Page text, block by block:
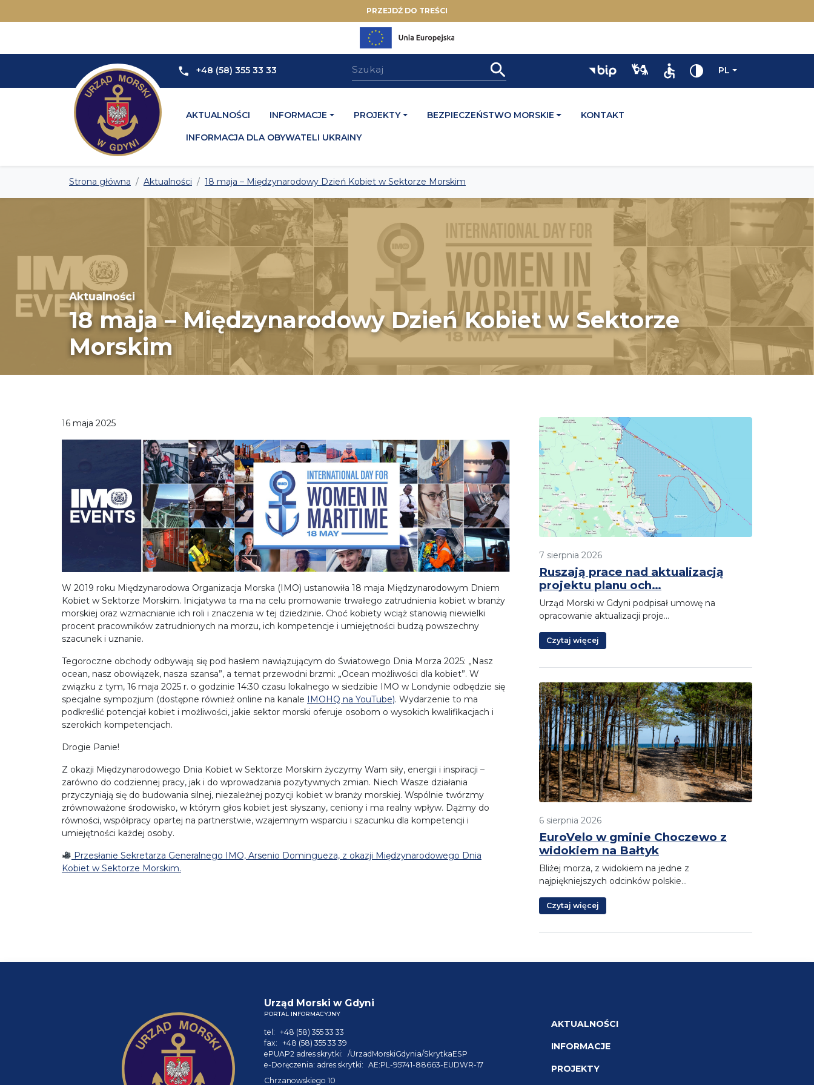
PRZEJDŹ DO TREŚCI
+48 (58) 355 33 33 PL
AKTUALNOŚCI INFORMACJE PROJEKTY BEZPIECZEŃSTWO MORSKIE KONTAKT
INFORMACJA DLA OBYWATELI UKRAINY
Strona główna Aktualności 18 maja – Międzynarodowy Dzień Kobiet w Sektorze Morskim
Aktualności
18 maja – Międzynarodowy Dzień Kobiet w Sektorze
Morskim
16 maja 2025
W 2019 roku Międzynarodowa Organizacja Morska (IMO) ustanowiła 18 maja Międzynarodowym Dniem
Kobiet w Sektorze Morskim. Inicjatywa ta ma na celu promowanie trwałego zatrudnienia kobiet w branży
morskiej oraz wzmacnianie ich roli i znaczenia w tej dziedzinie. Choć kobiety wciąż stanowią niewielki
procent pracowników zatrudnionych na morzu, ich kompetencje i umiejętności budzą powszechny
szacunek i uznanie.
Tegoroczne obchody odbywają się pod hasłem nawiązującym do Światowego Dnia Morza 2025: „Nasz
ocean, nasz obowiązek, nasza szansa”, a temat przewodni brzmi: „Ocean możliwości dla kobiet”. W
związku z tym, 16 maja 2025 r. o godzinie 14:30 czasu lokalnego w siedzibie IMO w Londynie odbędzie się
specjalne sympozjum (dostępne również online na kanale IMOHQ na YouTube). Wydarzenie to ma
podkreślić potencjał kobiet i możliwości, jakie sektor morski oferuje osobom o wysokich kwalifikacjach i
szerokich kompetencjach.
Drogie Panie!
Z okazji Międzynarodowego Dnia Kobiet w Sektorze Morskim życzymy Wam siły, energii i inspiracji –
zarówno do codziennej pracy, jak i do wprowadzania pozytywnych zmian. Niech Wasze działania
przyczyniają się do budowania silnej, niezależnej pozycji kobiet w branży morskiej. Wspólnie twórzmy
zrównoważone środowisko, w którym głos kobiet jest słyszany, ceniony i ma realny wpływ. Dążmy do
równości, współpracy opartej na partnerstwie, wzajemnym wsparciu i szacunku dla kompetencji i
umiejętności każdej osoby.
Przesłanie Sekretarza Generalnego IMO, Arsenio Domingueza, z okazji Międzynarodowego Dnia
Kobiet w Sektorze Morskim.
7 sierpnia 2026
Ruszają prace nad aktualizacją
projektu planu och…
Urząd Morski w Gdyni podpisał umowę na
opracowanie aktualizacji proje…
Czytaj więcej
6 sierpnia 2026
EuroVelo w gminie Choczewo z
widokiem na Bałtyk
Bliżej morza, z widokiem na jedne z
najpiękniejszych odcinków polskie…
Czytaj więcej
Urząd Morski w Gdyni
PORTAL INFORMACYJNY
tel: +48 (58) 355 33 33
fax: +48 (58) 355 33 39
ePUAP2 adres skrytki: /UrzadMorskiGdynia/SkrytkaESP
e-Doręczenia: adres skrytki: AE:PL-95741-88663-EUDWR-17
Chrzanowskiego 10
AKTUALNOŚCI
INFORMACJE
PROJEKTY